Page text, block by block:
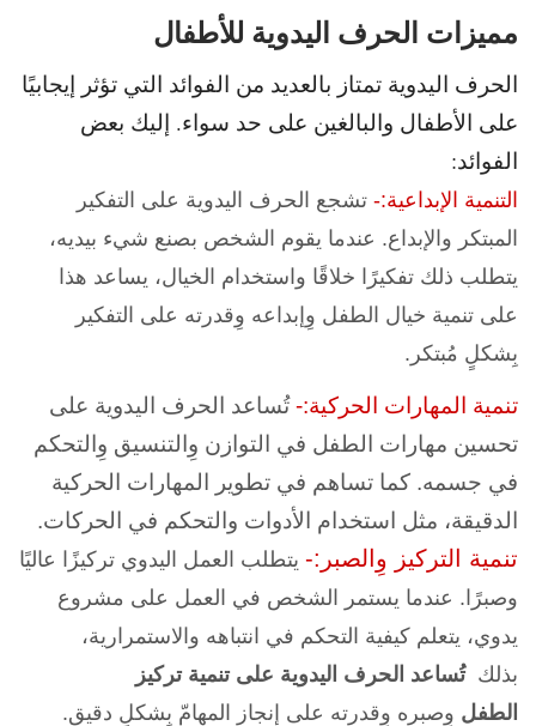
مميزات الحرف اليدوية للأطفال
الحرف اليدوية تمتاز بالعديد من الفوائد التي تؤثر إيجابيًا
على الأطفال والبالغين على حد سواء. إليك بعض
الفوائد:
التنمية الإبداعية:- تشجع الحرف اليدوية على التفكير
المبتكر والإبداع. عندما يقوم الشخص بصنع شيء بيديه،
يتطلب ذلك تفكيرًا خلاقًا واستخدام الخيال، يساعد هذا
على تنمية خيال الطفل وِإبداعه وِقدرته على التفكير
بِشكلٍ مُبتكر.
تنمية المهارات الحركية:-تُساعد الحرف اليدوية على
تحسين مهارات الطفل في التوازن وِالتنسيق وِالتحكم
في جسمه. كما تساهم في تطوير المهارات الحركية
الدقيقة، مثل استخدام الأدوات والتحكم في الحركات.
تنمية التركيز وِالصبر:- يتطلب العمل اليدوي تركيزًا عاليًا
وصبرًا. عندما يستمر الشخص في العمل على مشروع
يدوي، يتعلم كيفية التحكم في انتباهه والاستمرارية،
بذلك تُساعد الحرف اليدوية على تنمية تركيز
الطفل وِصبره وِقدرته على إنجاز المهامّ بِشكلٍ دقيق.